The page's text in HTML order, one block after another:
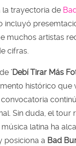
la trayectoria de
incluyó
muchos artistas
cifras.
'Debí Tirar Más
histórico que
Sin duda, el tour
latina ha
posiciona a Bad